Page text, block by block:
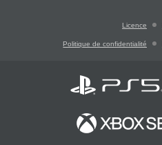
Licence
Politique de confidentialité